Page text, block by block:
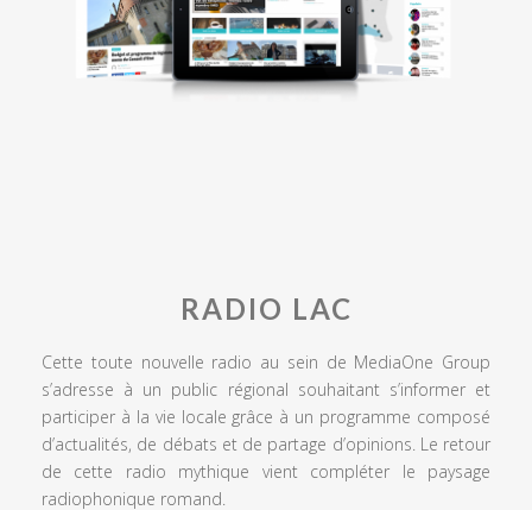
RADIO LAC
Cette toute nouvelle radio au sein de MediaOne Group
s’adresse à un public régional souhaitant s’informer et
participer à la vie locale grâce à un programme composé
d’actualités, de débats et de partage d’opinions. Le retour
de cette radio mythique vient compléter le paysage
radiophonique romand.